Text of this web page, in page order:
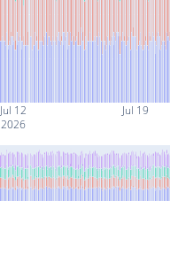
Jul 12
2026
Jul 19